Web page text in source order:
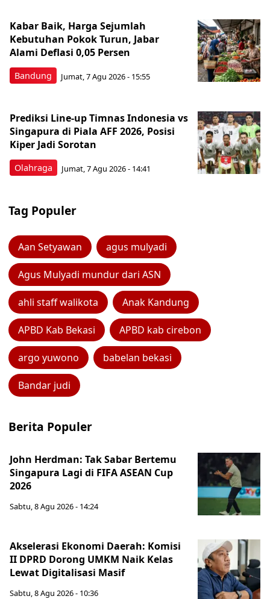
Bandung
Kabar Baik, Harga Sejumlah
Kebutuhan Pokok Turun, Jabar
Alami Deflasi 0,05 Persen
Jumat, 7 Agu 2026 - 15:55
Olahraga
Prediksi Line-up Timnas Indonesia vs
Singapura di Piala AFF 2026, Posisi
Kiper Jadi Sorotan
Jumat, 7 Agu 2026 - 14:41
Tag Populer
Aan Setyawan agus mulyadi
Agus Mulyadi mundur dari ASN
ahli staff walikota Anak Kandung
APBD Kab Bekasi APBD kab cirebon
argo yuwono babelan bekasi
Bandar judi
Berita Populer
John Herdman: Tak Sabar Bertemu
Singapura Lagi di FIFA ASEAN Cup
2026
Sabtu, 8 Agu 2026 - 14:24
Akselerasi Ekonomi Daerah: Komisi
II DPRD Dorong UMKM Naik Kelas
Lewat Digitalisasi Masif
Sabtu, 8 Agu 2026 - 10:36